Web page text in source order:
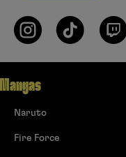
Mangas
Naruto
Fire Force